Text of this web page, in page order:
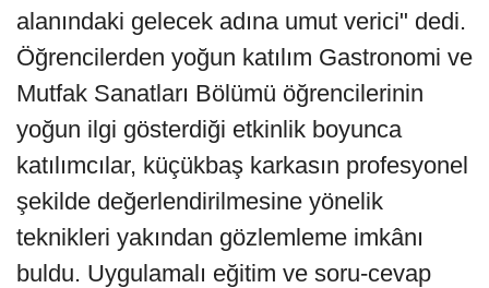
alanındaki gelecek adına umut verici" dedi.
Öğrencilerden yoğun katılım Gastronomi ve
Mutfak Sanatları Bölümü öğrencilerinin
yoğun ilgi gösterdiği etkinlik boyunca
katılımcılar, küçükbaş karkasın profesyonel
şekilde değerlendirilmesine yönelik
teknikleri yakından gözlemleme imkânı
buldu. Uygulamalı eğitim ve soru-cevap